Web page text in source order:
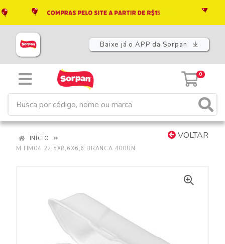
Baixe já o APP da Sorpan
0
VOLTAR
INÍCIO
M HM04 22,5X8,6X6,6 BRANCA 400UN